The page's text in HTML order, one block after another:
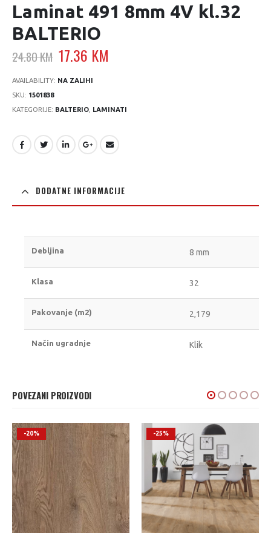
Laminat 491 8mm 4V kl.32
BALTERIO
24.80KM Original
price
was:
17.36 KM
AVAILABILITY: NA ZALIHI
SKU: 1501838
KATEGORIJE: BALTERIO LAMINATI
DODATNE INFORMACIJE
Debljina 8 mm
Klasa 32
Pakovanje (m2) 2,179
Način ugradnje Klik
POVEZANI PROIZVODI
-25% -30%